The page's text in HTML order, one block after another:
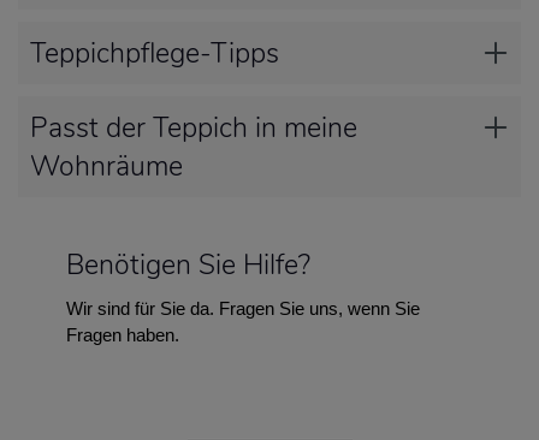
Teppichpflege-Tipps
Passt der Teppich in meine
Wohnräume
Benötigen Sie Hilfe?
Wir sind für Sie da. Fragen Sie uns, wenn Sie
Fragen haben.